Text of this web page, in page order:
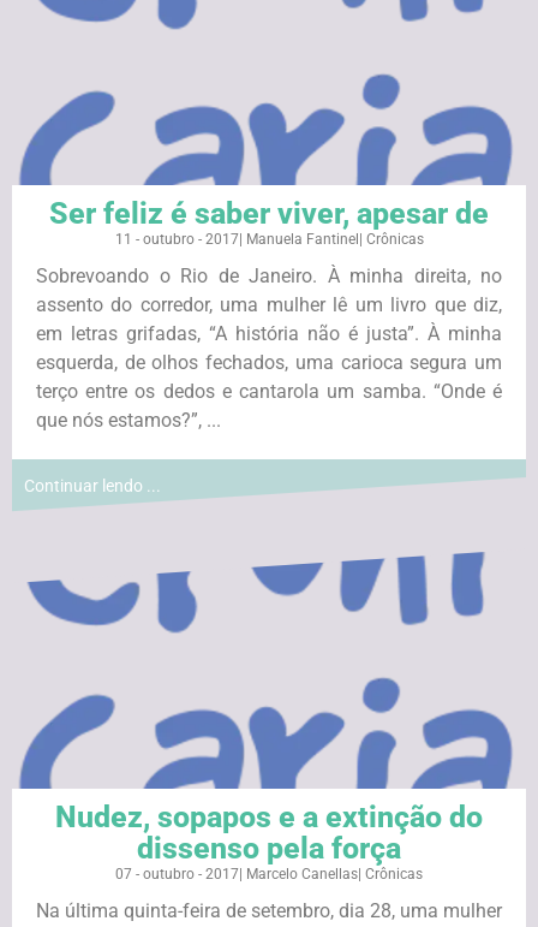
Ser feliz é saber viver, apesar de
11 - outubro - 2017| Manuela Fantinel Crônicas
Sobrevoando o Rio de Janeiro. À minha direita, no
assento do corredor, uma mulher lê um livro que diz,
em letras grifadas, “A história não é justa”. À minha
esquerda, de olhos fechados, uma carioca segura um
terço entre os dedos e cantarola um samba. “Onde é
que nós estamos?”, ...
Continuar lendo ...
Nudez, sopapos e a extinção do
dissenso pela força
07 - outubro - 2017 Marcelo Canellas Crônicas
Na última quinta-feira de setembro, dia 28, uma mulher